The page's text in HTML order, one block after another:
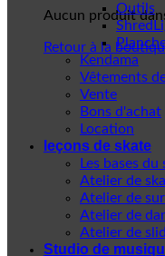
Aucun produit
Retour à la
Outils
Kendama
Vêtements
Vente
Bons d'achat
Location
leçons de skate
Les bases
Atelier de
Atelier de
Atelier de
Atelier de
Studio de